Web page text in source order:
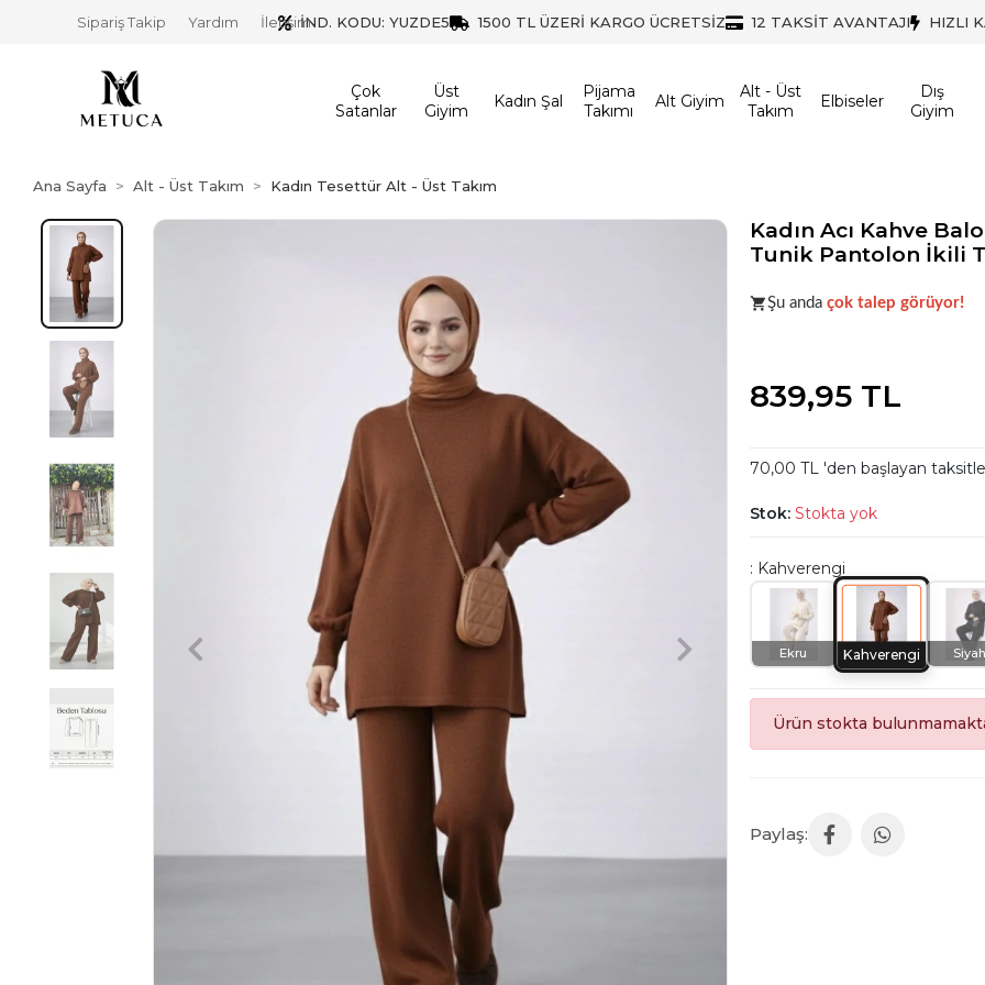
İND. KODU: YUZDE5 1500 TL ÜZERİ KARGO ÜCRETSİZ 12 TAKSİT AVANTAJI HIZLI
Sipariş Takip Yardım İletişim
Çok
Satanlar
Üst
Giyim
Kadın Şal
Pijama
Takımı
Alt Giyim
Alt - Üst
Takım
Elbiseler
Dış
Giyim
Ana Sayfa Alt - Üst Takım Kadın Tesettür Alt - Üst Takım
Kadın Acı Kahve
Tunik Pantolon İkili
Acele et!Stoklar hızla
Şu anda çok talep görüyor!
839,95 TL
70,00 TL 'den başlayan
Stok: Stokta yok
: Kahverengi
Ekru Kahverengi Siyah
Ürün stokta